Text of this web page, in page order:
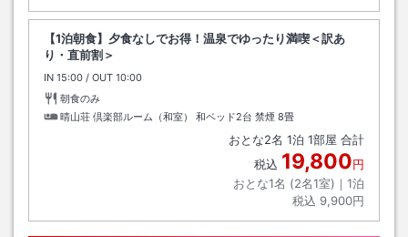
【1泊朝食】夕食なしでお得！温泉でゆったり満喫＜訳あ
り・直前割＞
IN チェックイン
15:00 / OUT チェックアウト
10:00
朝食のみ
晴山荘 倶楽部ルーム（和室） 和ベッド2台 禁煙 8畳
おとな2名 1泊 1部屋 合計
税込 19,800円
おとな1名 (2名1室)｜ 1泊
税込 9,900円